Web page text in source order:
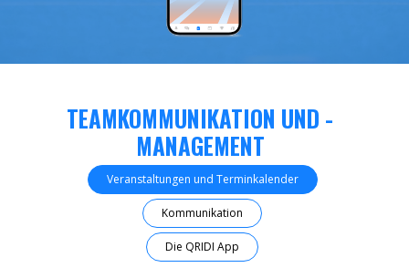
TEAMKOMMUNIKATION UND -
MANAGEMENT
Veranstaltungen und Terminkalender
Kommunikation
Die QRIDI App